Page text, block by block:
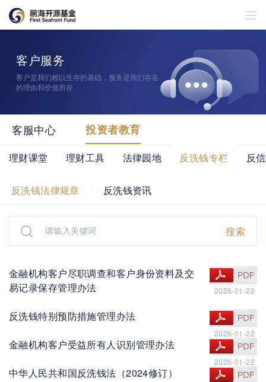
客户服务
客户是我们赖以生存的基础，服务是我们存在
的理由和价值所在
客服中心 投资者教育
理财课堂 理财工具 法律园地 反洗钱专栏 反
反洗钱法律规章 反洗钱资讯
搜索
金融机构客户尽职调查和客户身份资料及交
易记录保存管理办法
查看文件
2026-01-22
反洗钱特别预防措施管理办法 查看文件
2026-01-22
金融机构客户受益所有人识别管理办法 查看文件
2026-01-22
中华人民共和国反洗钱法（2024修订） 查看文件